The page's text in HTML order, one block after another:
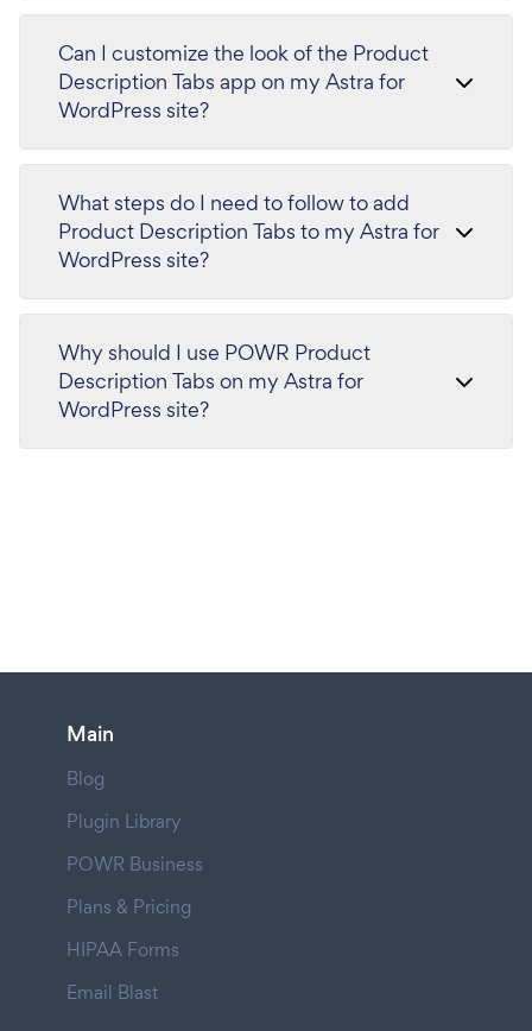
Can I customize the look of the Product
Description Tabs app on my Astra for
WordPress site?
What steps do I need to follow to add
Product Description Tabs to my Astra for
WordPress site?
Why should I use POWR Product
Description Tabs on my Astra for
WordPress site?
Main
Blog
Plugin Library
POWR Business
Plans & Pricing
HIPAA Forms
Email Blast